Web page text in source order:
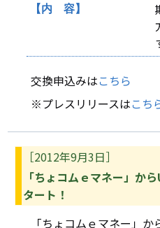
【内 容】
交換申込みはこちら
※プレスリリースはこち
［2012年9月3日］
「ちょコムｅマネー」か
タート！
「ちょコムｅマネー」